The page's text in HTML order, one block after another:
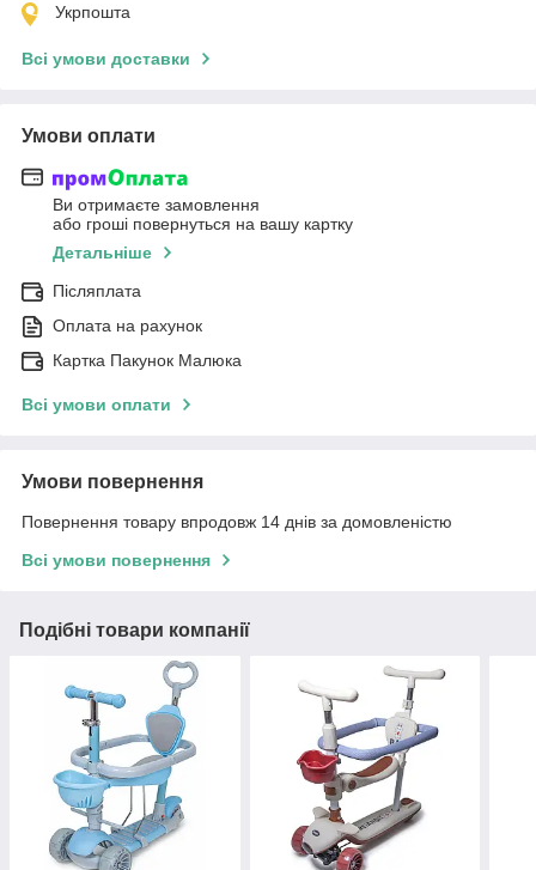
Укрпошта
Всі умови доставки
Умови оплати
Ви отримаєте замовлення
або гроші повернуться на вашу картку
Детальніше
Післяплата
Оплата на рахунок
Картка Пакунок Малюка
Всі умови оплати
Умови повернення
Повернення товару впродовж 14 днів за домовленістю
Всі умови повернення
Подібні товари компанії